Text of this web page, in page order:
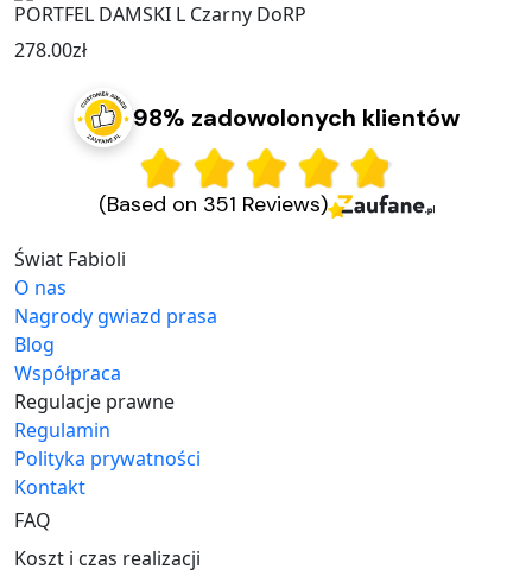
PORTFEL DAMSKI L Czarny DoRP
278.00zł
98% zadowolonych klientów
(Based on 351 Reviews)
Świat Fabioli
O nas
Nagrody gwiazd prasa
Blog
Współpraca
Regulacje prawne
Regulamin
Polityka prywatności
Kontakt
FAQ
Koszt i czas realizacji